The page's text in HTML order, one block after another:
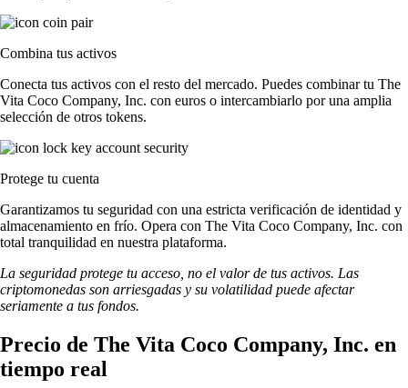
Combina tus activos
Conecta tus activos con el resto del mercado. Puedes combinar tu The
Vita Coco Company, Inc. con euros o intercambiarlo por una amplia
selección de otros tokens.
Protege tu cuenta
Garantizamos tu seguridad con una estricta verificación de identidad y
almacenamiento en frío. Opera con The Vita Coco Company, Inc. con
total tranquilidad en nuestra plataforma.
La seguridad protege tu acceso, no el valor de tus activos. Las
criptomonedas son arriesgadas y su volatilidad puede afectar
seriamente a tus fondos.
Precio de The Vita Coco Company, Inc. en
tiempo real